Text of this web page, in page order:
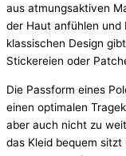
aus atmungsaktiven
der Haut anfühlen und
klassischen Design
Stickereien oder
Die Passform eines
einen optimalen
aber auch nicht zu
das Kleid bequem